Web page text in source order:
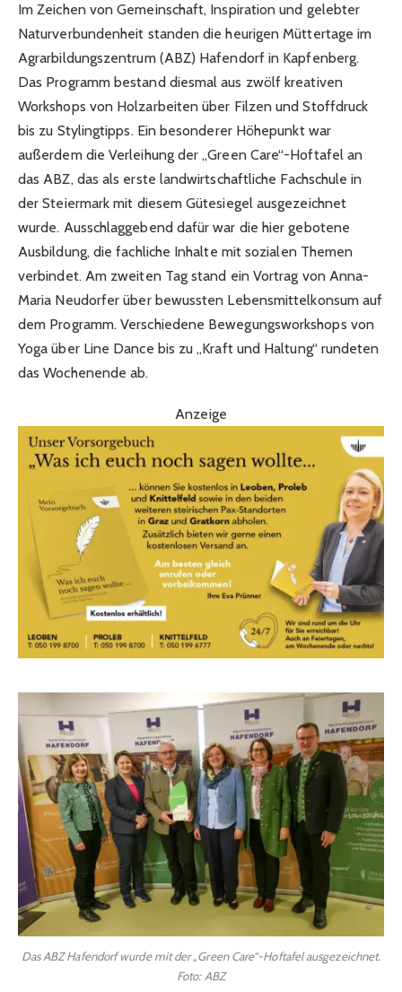
Im Zeichen von Gemeinschaft, Inspiration und gelebter
Naturverbundenheit standen die heurigen Müttertage im
Agrarbildungszentrum (ABZ) Hafendorf in Kapfenberg.
Das Programm bestand diesmal aus zwölf kreativen
Workshops von Holzarbeiten über Filzen und Stoffdruck
bis zu Stylingtipps. Ein besonderer Höhepunkt war
außerdem die Verleihung der „Green Care“-Hoftafel an
das ABZ, das als erste landwirtschaftliche Fachschule in
der Steiermark mit diesem Gütesiegel ausgezeichnet
wurde. Ausschlaggebend dafür war die hier gebotene
Ausbildung, die fachliche Inhalte mit sozialen Themen
verbindet. Am zweiten Tag stand ein Vortrag von Anna-
Maria Neudorfer über bewussten Lebensmittelkonsum auf
dem Programm. Verschiedene Bewegungsworkshops von
Yoga über Line Dance bis zu „Kraft und Haltung“ rundeten
das Wochenende ab.
Anzeige
Das ABZ Hafendorf wurde mit der „Green Care“-Hoftafel ausgezeichnet.
Foto: ABZ